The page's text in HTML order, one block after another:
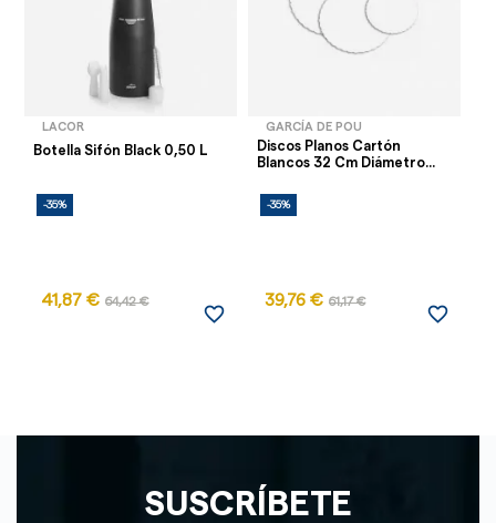
LACOR
Botella Sifón Black 0,50 L
-35%
41,87 € 64,42 €
favorite_border
GARCÍA DE POU
Discos Planos Cartón
Blancos 32 Cm Diámetro...
-35%
39,76 € 61,17 €
favorite_border
SUSCRÍBETE